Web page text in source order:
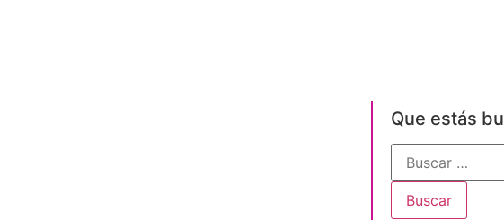
Que estás